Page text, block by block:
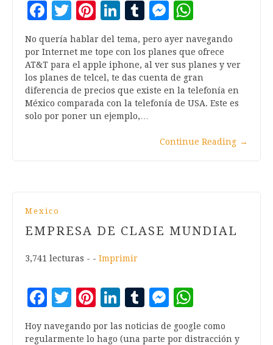
Facebook
Twitter
Pinterest
LinkedIn
Tumblr
Messenger
No quería hablar del tema, pero ayer navegando
por Internet me tope con los planes que ofrece
AT&T para el apple iphone, al ver sus planes y ver
los planes de telcel, te das cuenta de gran
diferencia de precios que existe en la telefonía en
México comparada con la telefonía de USA. Este es
solo por poner un ejemplo,…
Continue Reading →
Mexico
EMPRESA DE CLASE MUNDIAL
3,741 lecturas - - Imprimir
Facebook
Twitter
Pinterest
LinkedIn
Tumblr
Messenger
Hoy navegando por las noticias de google como
regularmente lo hago (una parte por distracción y